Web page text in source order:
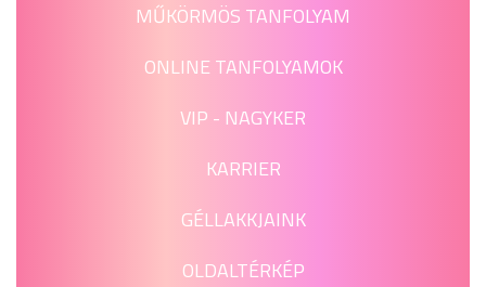
MŰKÖRMÖS TANFOLYAM
ONLINE TANFOLYAMOK
VIP - NAGYKER
KARRIER
GÉLLAKKJAINK
OLDALTÉRKÉP